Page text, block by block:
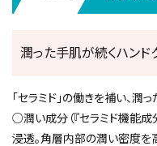
潤った手肌が続くハンド
「セラミド」の働きを補い、潤
○潤い成分（『セラミド機能成
浸透。角層内部の潤い密度を